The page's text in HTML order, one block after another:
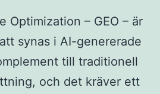
Optimization – GEO – är
synas i AI-genererade
till traditionell
och det kräver ett